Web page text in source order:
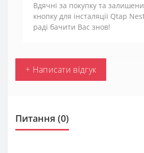
Вдячні за покупку та
кнопку для інсталяції Qtap
раді бачити Вас знов!
+ Написати відгук
Питання (0)